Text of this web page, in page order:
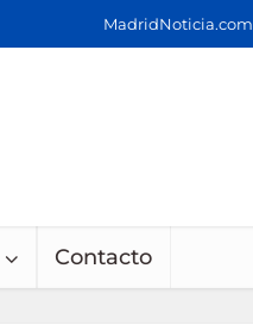
MadridNoticia.com
Contacto